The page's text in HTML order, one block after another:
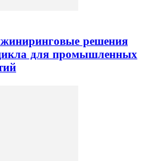
решения
для промышленных